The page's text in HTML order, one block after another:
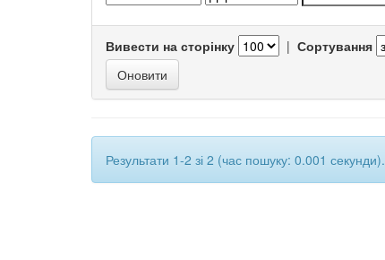
Вивести на сторінку | Сортування
Результати 1-2 зі 2 (час пошуку: 0.001 секунди).